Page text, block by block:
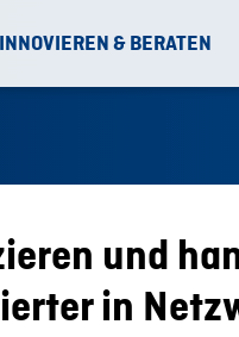
INNOVIEREN & BERATEN
und
in